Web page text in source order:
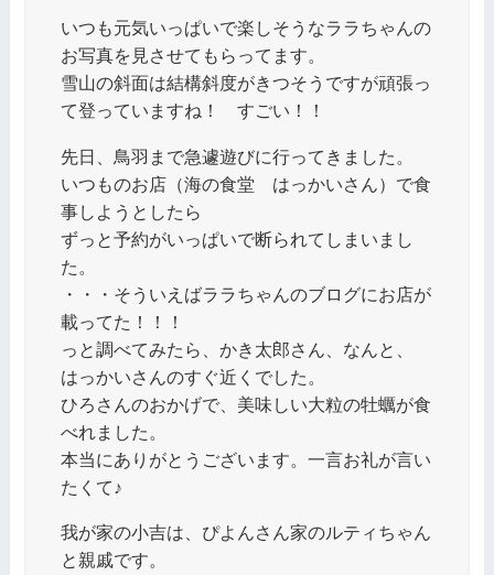
いつも元気いっぱいで楽しそうなララちゃんの
お写真を見させてもらってます。
雪山の斜面は結構斜度がきつそうですが頑張っ
て登っていますね！ すごい！！
先日、鳥羽まで急遽遊びに行ってきました。
いつものお店（海の食堂 はっかいさん）で食
事しようとしたら
ずっと予約がいっぱいで断られてしまいまし
た。
・・・そういえばララちゃんのブログにお店が
載ってた！！！
っと調べてみたら、かき太郎さん、なんと、
はっかいさんのすぐ近くでした。
ひろさんのおかげで、美味しい大粒の牡蠣が食
べれました。
本当にありがとうございます。一言お礼が言い
たくて♪
我が家の小吉は、ぴよんさん家のルティちゃん
と親戚です。